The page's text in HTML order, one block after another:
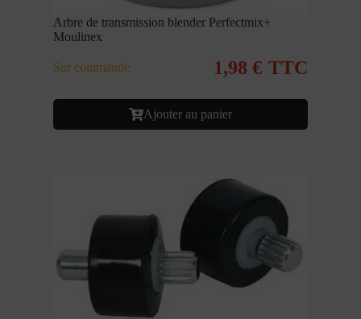
Arbre de transmission blender Perfectmix+
Moulinex
Sur commande 1,98 € TTC
Ajouter au panier